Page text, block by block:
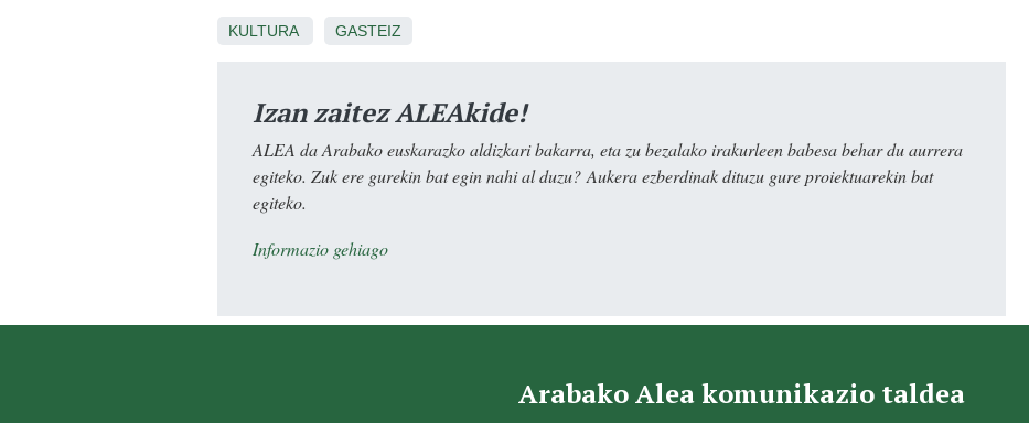
KULTURA GASTEIZ
Izan zaitez ALEAkide!
ALEA da Arabako euskarazko aldizkari bakarra, eta zu bezalako irakurleen babesa behar du aurrera
egiteko. Zuk ere gurekin bat egin nahi al duzu? Aukera ezberdinak dituzu gure proiektuarekin bat
egiteko.
Informazio gehiago
Arabako Alea komunikazio taldea